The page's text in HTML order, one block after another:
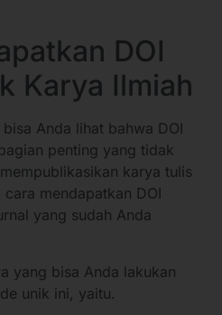
DOI
Karya Ilmiah
Anda lihat bahwa DOI
penting yang tidak
karya tulis
mendapatkan DOI
yang sudah Anda
yang bisa Anda lakukan
unik ini, yaitu.